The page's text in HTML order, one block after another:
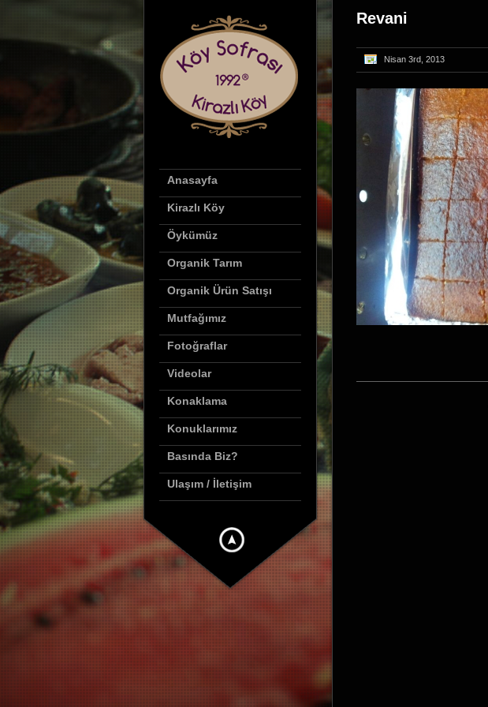
Anasayfa
Kirazlı Köy
Öykümüz
Organik Tarım
Organik Ürün Satışı
Mutfağımız
Fotoğraflar
Videolar
Konaklama
Konuklarımız
Basında Biz?
Ulaşım / İletişim
Revani
Nisan 3rd, 2013